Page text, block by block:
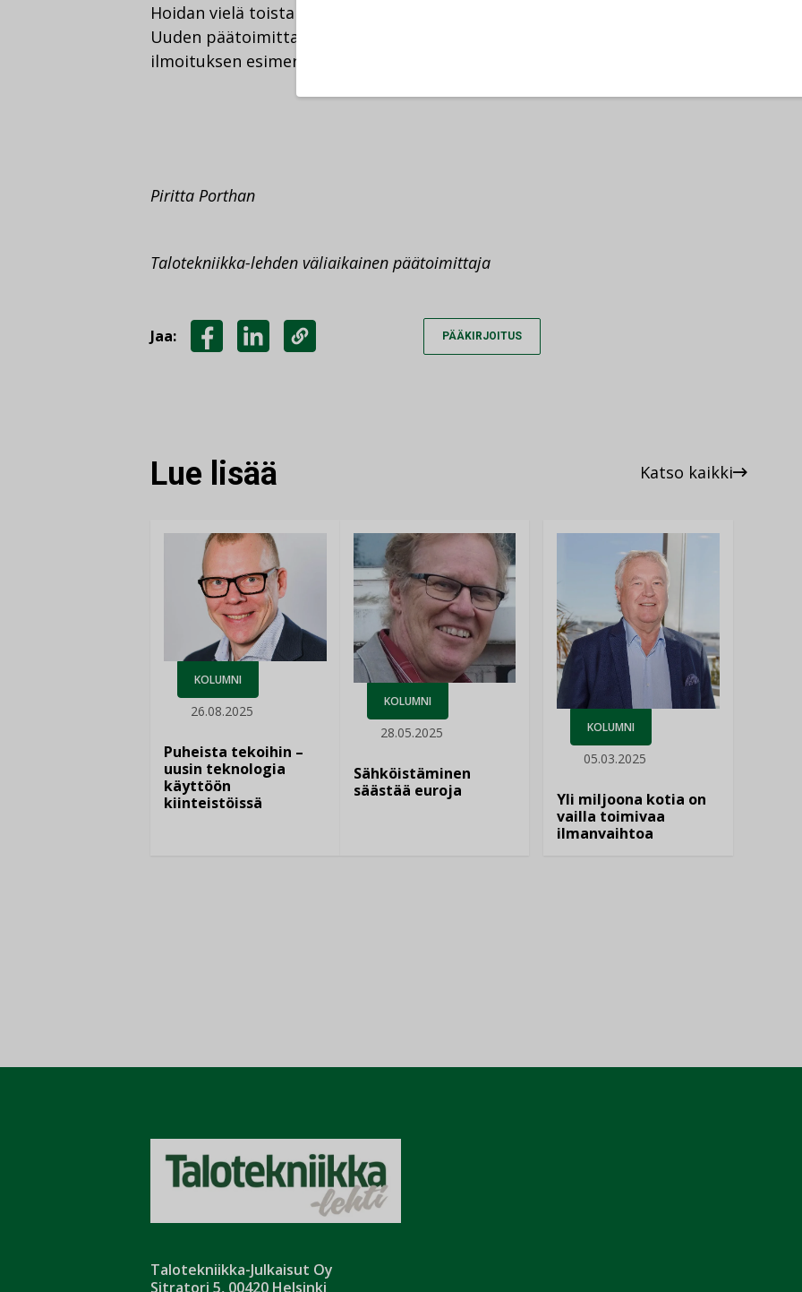
Hoidan vielä toistaiseksi Talotekniikan väliaikaisen päätoimittajan pestiä.
Uuden päätoimittajan rekrytointi on kuitenkin jo alkanut. Löydät
ilmoituksen esimerkiksi
Piritta Porthan
Talotekniikka-lehden väliaikainen päätoimittaja
Jaa: PÄÄKIRJOITUS
Lue lisää Katso kaikki
KOLUMNI
26.08.2025
Puheista tekoihin –
uusin teknologia
käyttöön
kiinteistöissä
KOLUMNI
28.05.2025
Sähköistäminen
säästää euroja
KOLUMNI
05.03.2025
Yli miljoona kotia on
vailla toimivaa
ilmanvaihtoa
Talotekniikka-Julkaisut Oy
Sitratori 5, 00420 Helsinki